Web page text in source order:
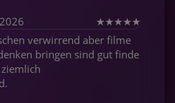
★★★★★
verwirrend aber filme
bringen sind gut finde